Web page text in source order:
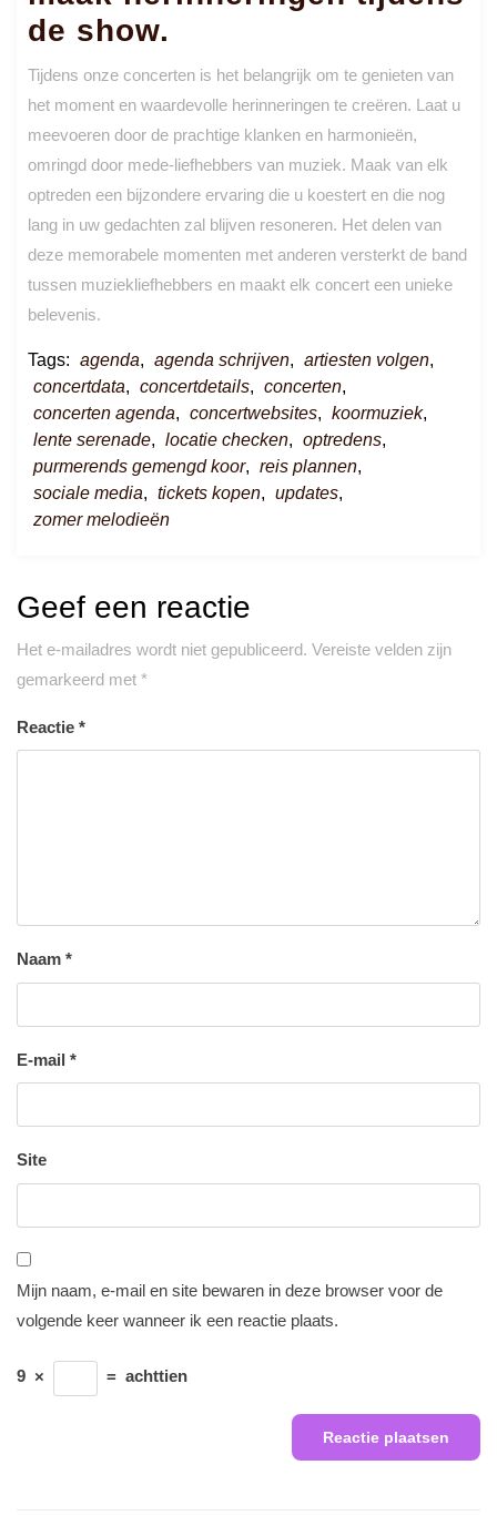
de show.
Tijdens onze concerten is het belangrijk om te genieten van
het moment en waardevolle herinneringen te creëren. Laat u
meevoeren door de prachtige klanken en harmonieën,
omringd door mede-liefhebbers van muziek. Maak van elk
optreden een bijzondere ervaring die u koestert en die nog
lang in uw gedachten zal blijven resoneren. Het delen van
deze memorabele momenten met anderen versterkt de band
tussen muziekliefhebbers en maakt elk concert een unieke
belevenis.
Tags: agenda, agenda schrijven, artiesten volgen,
concertdata, concertdetails, concerten,
concerten agenda, concertwebsites, koormuziek,
lente serenade, locatie checken, optredens,
purmerends gemengd koor, reis plannen,
sociale media, tickets kopen, updates,
zomer melodieën
Geef een reactie
Het e-mailadres wordt niet gepubliceerd. Vereiste velden zijn
gemarkeerd met *
Reactie *
Naam *
E-mail *
Site
Mijn naam, e-mail en site bewaren in deze browser voor de
volgende keer wanneer ik een reactie plaats.
9 × = achttien